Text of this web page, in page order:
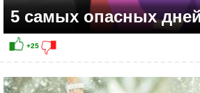
5 самых опасных